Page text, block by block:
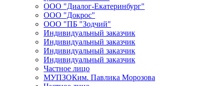
ООО "Диалог-Екатеринбург"
ООО "Докрос"
ООО "ПБ "Зодчий"
Индивидуальный заказчик
Индивидуальный заказчик
Индивидуальный заказчик
Индивидуальный заказчик
Частное лицо
МУПЗОКим. Павлика Морозова